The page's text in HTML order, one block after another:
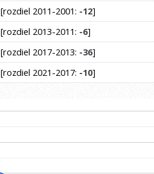
[rozdiel 2011-2001: -12]
[rozdiel 2013-2011: -6]
[rozdiel 2017-2013: -36]
[rozdiel 2021-2017: -10]